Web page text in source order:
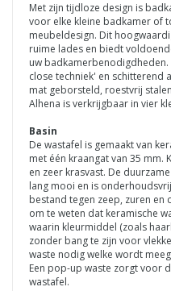
Met zijn tijdloze design is
voor elke kleine badkamer of
meubeldesign. Dit
ruime lades en biedt
uw
close techniek' en schitterend
mat geborsteld, roestvrij
Alhena is verkrijgbaar in vier
Basin
De wastafel is gemaakt van
met één kraangat van 35 mm.
en zeer krasvast. De
lang mooi en is
bestand tegen zeep, zuren en
om te weten dat keramische
waarin kleurmiddel (zoals
zonder bang te zijn voor
waste nodig welke wordt
Een pop-up waste zorgt voor
wastafel.